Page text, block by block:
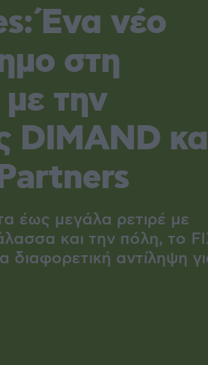
Ένα νέο
στη
την
DIMAND
έως μεγάλα ρετιρέ με
και την πόλη, το
διαφορετική αντίληψη